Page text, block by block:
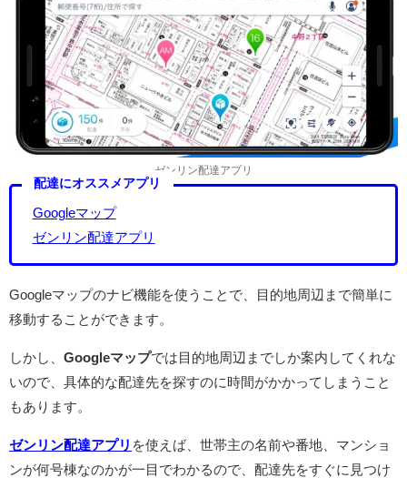
ゼンリン配達アプリ
配達にオススメアプリ
Googleマップ
ゼンリン配達アプリ
Googleマップのナビ機能を使うことで、目的地周辺まで簡単に
移動することができます。
しかし、 Googleマップでは目的地周辺までしか案内してくれな
いので、具体的な配達先を探すのに時間がかかってしまうこと
もあります。
ゼンリン配達アプリ を使えば、世帯主の名前や番地、マンショ
ンが何号棟なのかが一目でわかるので、配達先をすぐに見つけ